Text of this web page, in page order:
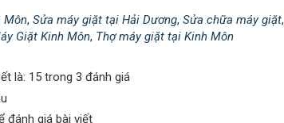
Môn, Sửa máy giặt tại Hải Dương, Sửa chữa máy giặt,
Giặt Kinh Môn, Thợ máy giặt tại Kinh Môn
là: 15 trong 3 đánh giá
đánh giá bài viết